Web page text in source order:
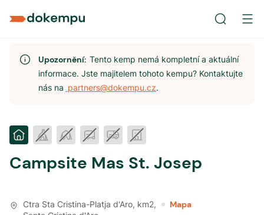
Upozornění:Tento kemp nemá kompletní a aktuální
informace. Jste majitelem tohoto kempu? Kontaktujte
nás na partners@dokempu.cz.
Campsite Mas St. Josep
Ctra Sta Cristina-Platja d'Aro, km2,
Mapa